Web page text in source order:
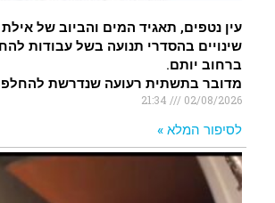
עין נטפים, תאגיד המים והביוב של
שינויים בהסדרי תנועה בשל עבודות
ברחוב יותם.
מדובר בתשתית רעועה שנדרשת
02/08/2026
לסיפור המלא »